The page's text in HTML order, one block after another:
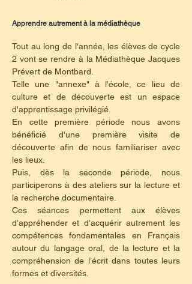
Apprendre autrement à la médiathèque
Tout au long de l'année, les élèves de cycle
2 vont se rendre à la Médiathèque Jacques
Prévert de Montbard.
Telle une "annexe" à l'école, ce lieu de
culture et de découverte est un espace
d'apprentissage privilégié.
En cette première période nous avons
bénéficié d'une première visite de
découverte afin de nous familiariser avec
les lieux.
Puis, dès la seconde période, nous
participerons à des ateliers sur la lecture et
la recherche documentaire.
Ces séances permettent aux élèves
d’appréhender et d’acquérir autrement les
compétences fondamentales en Français
autour du langage oral, de la lecture et la
compréhension de l’écrit dans toutes leurs
formes et diversités.